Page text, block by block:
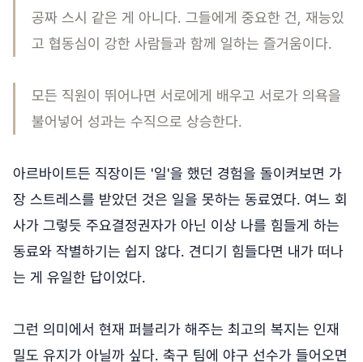
공짜 스시 같은 게 아니다. 그들에게 중요한 건, 재능있
고 협동심이 강한 사람들과 함께 일하는 즐거움이다.
모든 직원이 뛰어나면 서로에게 배우고 서로가 의욕을
불어넣어 성과는 수직으로 상승한다.
아르바이트든 직장이든 '일'을 했던 경험을 돌이켜보면 가
장 스트레스를 받았던 것은 일을 못하는 동료였다. 여느 회
사가 그렇듯 주요결정권자가 아닌 이상 나를 힘들게 하는
동료와 작별하기는 쉽지 않다. 견디기 힘들다면 내가 떠나
는 게 유일한 답이었다.
그런 의미에서 현재 퍼블리가 해주는 최고의 복지는 인재
밀도 유지가 아닐까 싶다. 축구 팀에 야구 선수가 들어오면